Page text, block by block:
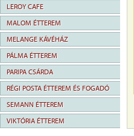
LEROY CAFE
MALOM ÉTTEREM
MELANGE KÁVÉHÁZ
PÁLMA ÉTTEREM
PARIPA CSÁRDA
RÉGI POSTA ÉTTEREM ÉS FOGADÓ
SEMANN ÉTTEREM
VIKTÓRIA ÉTTEREM